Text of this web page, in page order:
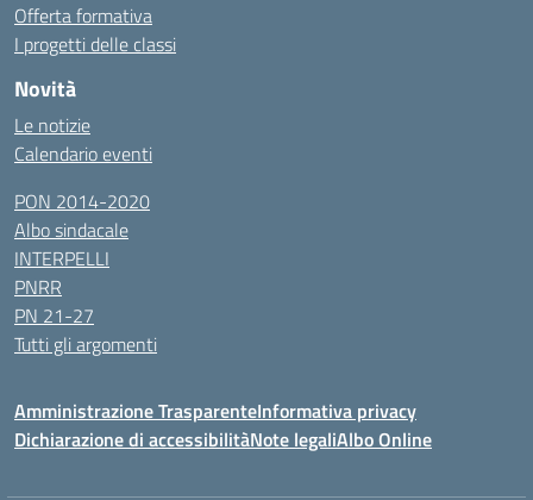
Offerta formativa
I progetti delle classi
Novità
Le notizie
Calendario eventi
PON 2014-2020
Albo sindacale
INTERPELLI
PNRR
PN 21-27
Tutti gli argomenti
Amministrazione TrasparenteInformativa privacy
Dichiarazione di accessibilitàNote legaliAlbo Online